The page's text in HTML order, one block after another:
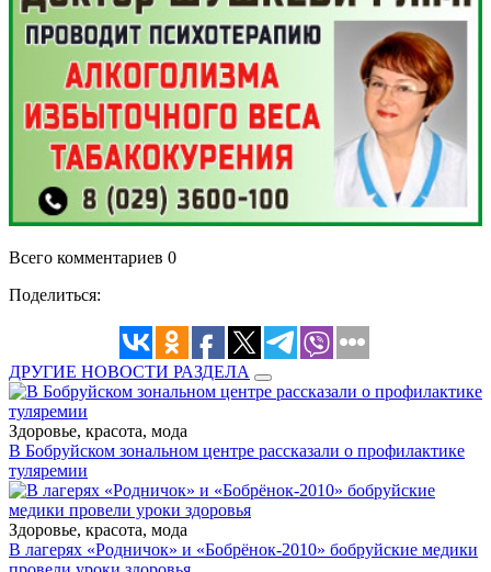
Всего комментариев 0
Поделиться:
ДРУГИЕ НОВОСТИ РАЗДЕЛА
Здоровье, красота, мода
В Бобруйском зональном центре рассказали о профилактике
туляремии
Здоровье, красота, мода
В лагерях «Родничок» и «Бобрёнок-2010» бобруйские медики